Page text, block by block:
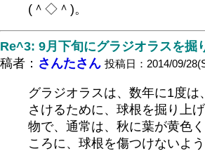
(＾◇＾)。
Re^3: 9月下旬にグラジオラスを掘
稿者： さんたさん 投稿日：2014/09/
グラジオラスは、数年に1度は
さけるために、球根を掘り上
物で、通常は、秋に葉が黄色
ころに、球根を傷つけないよ